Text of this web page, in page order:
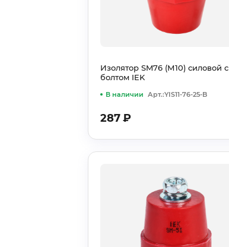
Арт.:YIS11-76-25-B
В наличии
Изолятор SM76 (М10) силовой с
болтом IEK
287₽